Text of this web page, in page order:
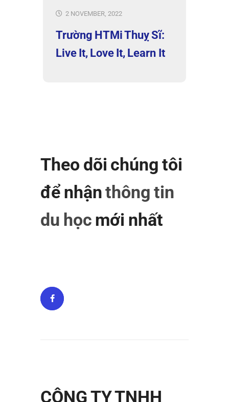
2 NOVEMBER, 2022
Trường HTMi Thuỵ Sĩ:
Live It, Love It, Learn It
Theo dõi chúng tôi
để nhậnthông tin
du học mới nhất
CÔNG TY TNHH